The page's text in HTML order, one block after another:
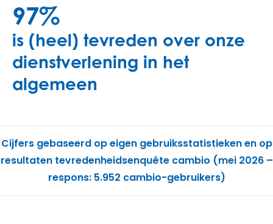
97%
is (heel) tevreden over onze
dienstverlening in het
algemeen
Cijfers gebaseerd op eigen gebruiksstatistieken en op
resultaten tevredenheidsenquête cambio (mei 2026 –
respons: 5.952 cambio-gebruikers)